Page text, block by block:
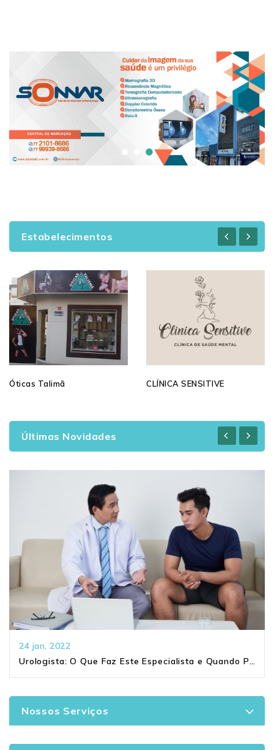
Estabelecimentos
Óticas Talimã CLÍNICA SENSITIVE
Últimas Novidades
24 jan, 2022
Urologista: O Que Faz Este Especialista e Quando Procurar Um?
Nossos Serviços